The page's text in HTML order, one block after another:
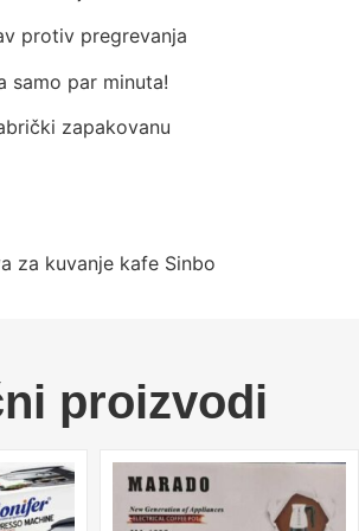
protiv pregrevanja
samo par minuta!
zapakovanu
za kuvanje kafe Sinbo
proizvodi